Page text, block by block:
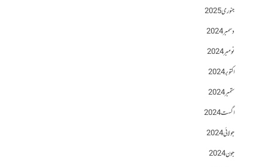
جنوری 2025
دسمبر 2024
نومبر 2024
اکتوبر 2024
ستمبر 2024
اگست 2024
جولائی 2024
جون 2024